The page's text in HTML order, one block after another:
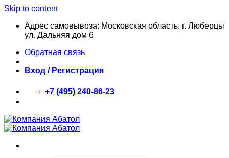
Skip to content
Адрес самовывоза: Московская область, г. Люберцы
ул. Дальняя дом 6
Обратная связь
Вход / Регистрация
+7 (495) 240-86-23